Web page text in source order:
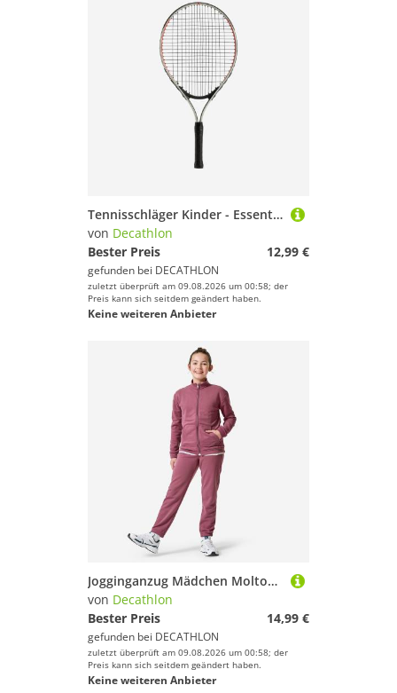
Tennisschläger Kinder - Essential 23 Zoll
von Decathlon
Bester Preis
12,99 €
gefunden bei DECATHLON
zuletzt überprüft am 09.08.2026 um 00:58; der
Preis kann sich seitdem geändert haben.
Keine weiteren Anbieter
Jogginganzug Mädchen Molton warm - violett
von Decathlon
Bester Preis
14,99 €
gefunden bei DECATHLON
zuletzt überprüft am 09.08.2026 um 00:58; der
Preis kann sich seitdem geändert haben.
Keine weiteren Anbieter